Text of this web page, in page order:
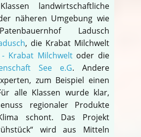
landwirtschaftliche
näheren Umgebung wie
Ladusch
, die Krabat Milchwelt
Krabat Milchweltoder die
See e.G. Andere
zum Beispiel einen
alle Klassen wurde klar,
regionaler Produkte
schont. Das Projekt
wird aus Mitteln